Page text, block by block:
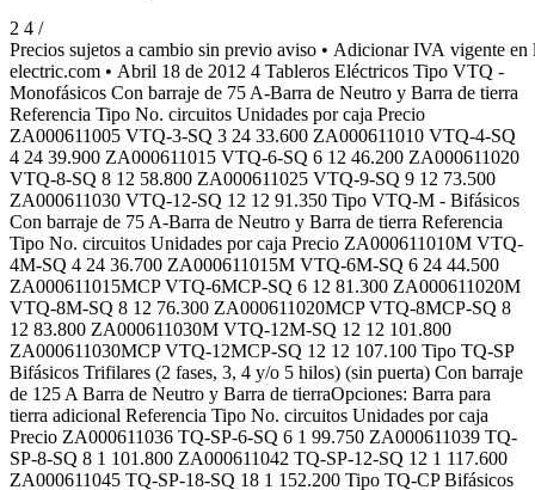
2 4 /
Precios sujetos a cambio sin previo aviso • Adicionar IVA vigente
electric.com • Abril 18 de 2012 4 Tableros Eléctricos Tipo VTQ -
Monofásicos Con barraje de 75 A-Barra de Neutro y Barra de tierra
Referencia Tipo No. circuitos Unidades por caja Precio
ZA000611005 VTQ-3-SQ 3 24 33.600 ZA000611010 VTQ-4-SQ
4 24 39.900 ZA000611015 VTQ-6-SQ 6 12 46.200 ZA000611020
VTQ-8-SQ 8 12 58.800 ZA000611025 VTQ-9-SQ 9 12 73.500
ZA000611030 VTQ-12-SQ 12 12 91.350 Tipo VTQ-M - Bifásicos
Con barraje de 75 A-Barra de Neutro y Barra de tierra Referencia
Tipo No. circuitos Unidades por caja Precio ZA000611010M VTQ-
4M-SQ 4 24 36.700 ZA000611015M VTQ-6M-SQ 6 24 44.500
ZA000611015MCP VTQ-6MCP-SQ 6 12 81.300 ZA000611020M
VTQ-8M-SQ 8 12 76.300 ZA000611020MCP VTQ-8MCP-SQ 8
12 83.800 ZA000611030M VTQ-12M-SQ 12 12 101.800
ZA000611030MCP VTQ-12MCP-SQ 12 12 107.100 Tipo TQ-SP
Bifásicos Trifilares (2 fases, 3, 4 y/o 5 hilos) (sin puerta) Con barraje
de 125 A Barra de Neutro y Barra de tierraOpciones: Barra para
tierra adicional Referencia Tipo No. circuitos Unidades por caja
Precio ZA000611036 TQ-SP-6-SQ 6 1 99.750 ZA000611039 TQ-
SP-8-SQ 8 1 101.800 ZA000611042 TQ-SP-12-SQ 12 1 117.600
ZA000611045 TQ-SP-18-SQ 18 1 152.200 Tipo TQ-CP Bifásicos